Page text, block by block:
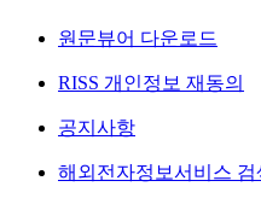
원문뷰어 다운로드
RISS 개인정보 재동의
공지사항
해외전자정보서비스 검